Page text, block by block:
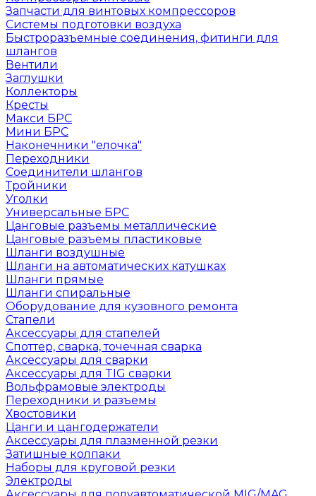
Запчасти для винтовых компрессоров
Системы подготовки воздуха
Быстроразъемные соединения, фитинги для
шлангов
Вентили
Заглушки
Коллекторы
Кресты
Макси БРС
Мини БРС
Наконечники "елочка"
Переходники
Соединители шлангов
Тройники
Уголки
Универсальные БРС
Цанговые разъемы металлические
Цанговые разъемы пластиковые
Шланги воздушные
Шланги на автоматических катушках
Шланги прямые
Шланги спиральные
Оборудование для кузовного ремонта
Стапели
Аксессуары для стапелей
Споттер, сварка, точечная сварка
Аксессуары для сварки
Аксессуары для TIG сварки
Вольфрамовые электроды
Переходники и разъемы
Хвостовики
Цанги и цангодержатели
Аксессуары для плазменной резки
Затишные колпаки
Наборы для круговой резки
Электроды